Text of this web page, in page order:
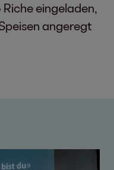
eingeladen,
angeregt